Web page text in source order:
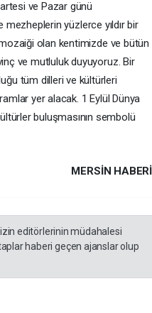
ve Pazar günü
mezheplerin yüzlerce yıldır bir
mozaiği olan kentimizde ve bütün
ve mutluluk duyuyoruz. Bir
tüm dilleri ve kültürleri
yer alacak. 1 Eylül Dünya
buluşmasının sembolü
MERSIN HABERİ
editörlerinin müdahalesi
haberi geçen ajanslar olup